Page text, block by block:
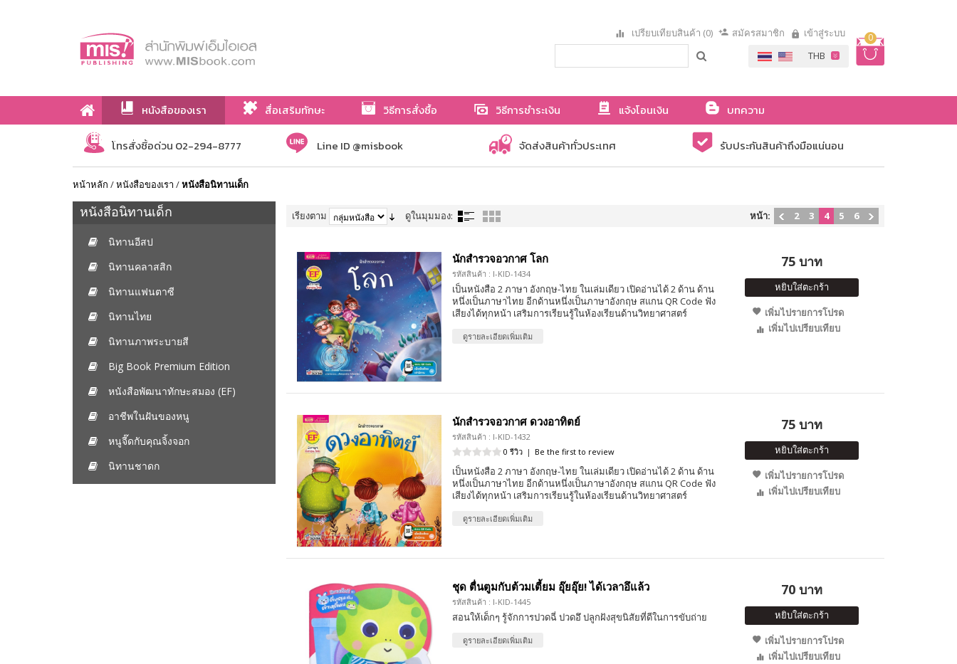
0
เปรียบเทียบสินค้า (0) สมัครสมาชิก เข้าสู่ระบบ
หนังสือของเรา สื่อเสริมทักษะ วิธีการสั่งซื้อ วิธีการชำระเงิน แจ้งโอนเงิน
บทความ
เกี่ยวกับเรา
โทรสั่งซื้อด่วน 02-294-8777 Line ID @misbook จัดส่งสินค้าทั่วประเทศ รับประกันสินค้าถึงมือแน่นอน
หน้าหลัก /หนังสือของเรา /หนังสือนิทานเด็ก
หนังสือนิทานเด็ก
นิทานอีสป
นิทานคลาสสิก
นิทานแฟนตาซี
นิทานไทย
นิทานภาพระบายสี
Big Book Premium Edition
หนังสือพัฒนาทักษะสมอง (EF)
อาชีพในฝันของหนู
หนูจี๊ดกับคุณจิ้งจอก
นิทานชาดก
เรียงตาม ดูในมุมมอง: หน้า: 2 3 4 5 6
นักสำรวจอวกาศ โลก
รหัสสินค้า : I-KID-1434
เป็นหนังสือ 2 ภาษา อังกฤษ-ไทย ในเล่มเดียว เปิดอ่านได้ 2 ด้าน ด้าน
หนึ่งเป็นภาษาไทย อีกด้านหนึ่งเป็นภาษาอังกฤษ สแกน QR Code ฟัง
เสียงได้ทุกหน้า เสริมการเรียนรู้ในห้องเรียนด้านวิทยาศาสตร์
ดูรายละเอียดเพิ่มเติม
75 บาท
หยิบใส่ตะกร้า
เพิ่มไปรายการโปรด
เพิ่มไปเปรียบเทียบ
นักสำรวจอวกาศ ดวงอาทิตย์
รหัสสินค้า : I-KID-1432
0 รีวิว | Be the first to review
เป็นหนังสือ 2 ภาษา อังกฤษ-ไทย ในเล่มเดียว เปิดอ่านได้ 2 ด้าน ด้าน
หนึ่งเป็นภาษาไทย อีกด้านหนึ่งเป็นภาษาอังกฤษ สแกน QR Code ฟัง
เสียงได้ทุกหน้า เสริมการเรียนรู้ในห้องเรียนด้านวิทยาศาสตร์
ดูรายละเอียดเพิ่มเติม
75 บาท
หยิบใส่ตะกร้า
เพิ่มไปรายการโปรด
เพิ่มไปเปรียบเทียบ
ชุด ตื่นตูมกับต้วมเตี้ยม อุ๊ยอุ๊ย! ได้เวลาอึแล้ว
รหัสสินค้า : I-KID-1445
สอนให้เด็กๆ รู้จักการปวดฉี่ ปวดอึ ปลูกฝังสุขนิสัยที่ดีในการขับถ่าย
ดูรายละเอียดเพิ่มเติม
70 บาท
หยิบใส่ตะกร้า
เพิ่มไปรายการโปรด
เพิ่มไปเปรียบเทียบ